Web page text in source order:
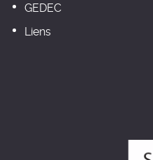
GEDEC
Liens